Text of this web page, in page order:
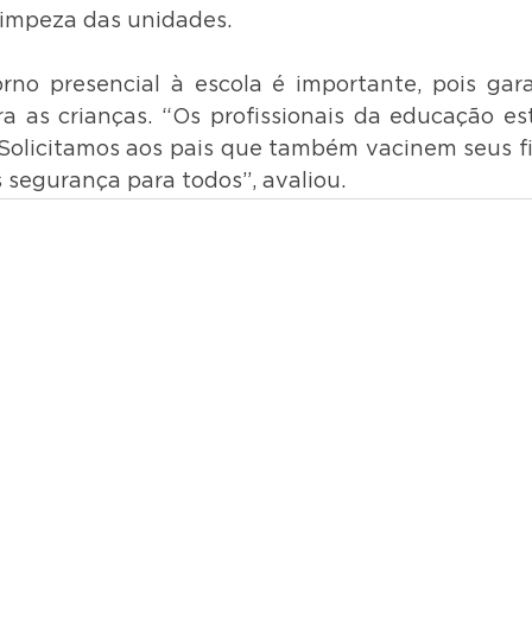
das unidades.
presencial à escola é importante, pois
as crianças. “Os profissionais da educação
aos pais que também vacinem seus
segurança para todos”, avaliou.